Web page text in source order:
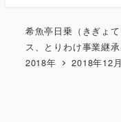
希魚亭日乗（きぎょ
ス、とりわけ事業継
2018年
2018年12月